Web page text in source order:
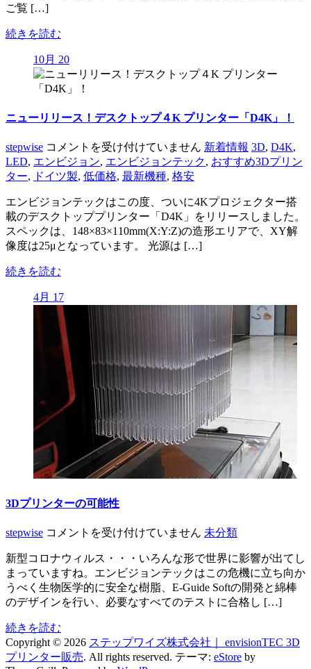
ご覧 […]
続きを読む
10月 20
ニューリリース！デスクトップ４K プリンター「D4K」！
stepwise ニ
ュ
ー
リ
ー
ス！
デ
ス
ク
ト
ッ
ー
「D4K」！
は
コメントを受け付けていません 新着情報 3D, D4K,
LED, エンビジョン, エンビジョンテック, おすすめ3Dプリン
ター, ドイツ製, 低価格, 最新機種, 格安
エンビジョンテックはこの度、ついに4Kプロジェクター搭
載のデスクトッププリンター「D4K」をリリースしました。
スペックは、148×83×110mm(X:Y:Z)の造形エリアで、XY解
像度は25μとなっています。 光源は […]
続きを読む
4月 17
3Dプリンターの可能性
stepwise 3D
リ
ン
タ
ー
可
能
性
コメントを受け付けていません 未分類
新型コロナウィルス・・・いろんな形で世界に影響が出てし
まっていますね。エンビジョンテックはこの危機に立ち向か
うべく生物医学的に安全な樹脂、E-Guide Softの開発と綿棒
のデザインを行い、必要なすべてのテストに合格し […]
続きを読む
Copyright © 2026 ステップワイズ株式会社｜ envisionTEC 3D
プリンター販売. All rights reserved. テーマ: eStore by